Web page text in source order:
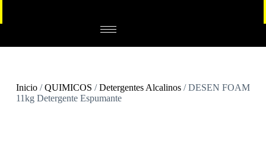
Inicio/QUIMICOS /Detergentes Alcalinos/ DESEN FOAM
11kg Detergente Espumante